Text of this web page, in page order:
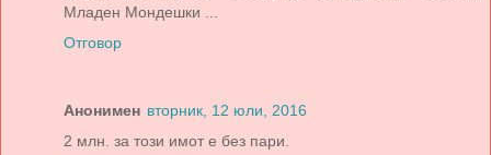
Младен Мондешки ...
Отговор
Анонимен вторник, 12 юли, 2016
2 млн. за този имот е без пари.